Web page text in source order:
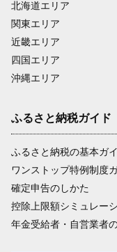
北海道エリア
関東エリア
近畿エリア
四国エリア
沖縄エリア
ふるさと納税ガイド
ふるさと納税の基本ガ
ワンストップ特例制度
確定申告のしかた
控除上限額シミュレー
年金受給者・自営業者